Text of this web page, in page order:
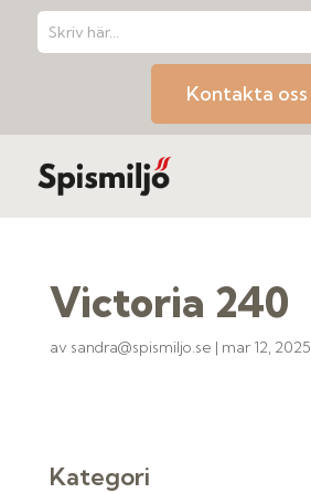
Kontakta oss
Victoria 240
av sandra@spismiljo.se | mar 12, 2025
Kategori